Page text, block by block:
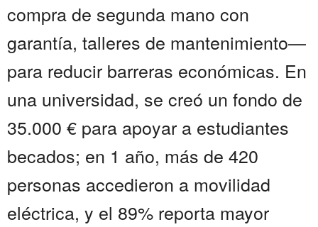
compra de segunda mano con
garantía, talleres de mantenimiento—
para reducir barreras económicas. En
una universidad, se creó un fondo de
35.000 € para apoyar a estudiantes
becados; en 1 año, más de 420
personas accedieron a movilidad
eléctrica, y el 89% reporta mayor